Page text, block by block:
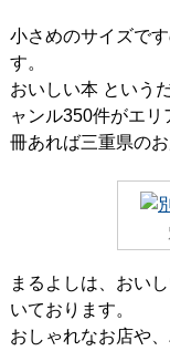
小さめのサイズで
す。
おいしい本 という
ャンル350件がエ
冊あれば三重県の
まるよしは、おい
いております。
おしゃれなお店や